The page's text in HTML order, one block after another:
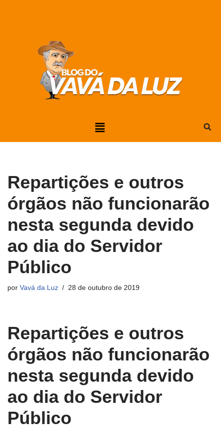
Repartições e outros
órgãos não funcionarão
nesta segunda devido
ao dia do Servidor
Público
por Vavá da Luz 28 de outubro de 2019
Repartições e outros
órgãos não funcionarão
nesta segunda devido
ao dia do Servidor
Público